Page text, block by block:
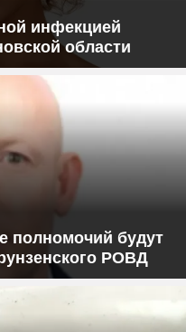
инфекцией
области
полномочий будут
РОВД